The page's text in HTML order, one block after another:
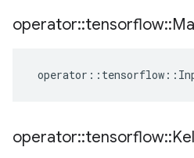
operator::tensorflow::
operator :: tensorflow ::
operator::tensorflow::